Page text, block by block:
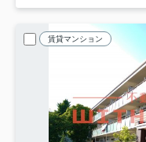
賃貸マンション